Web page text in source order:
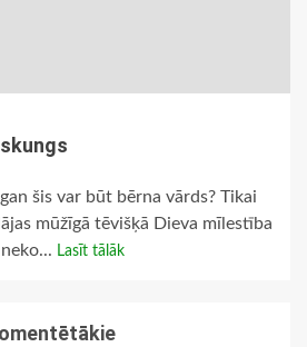
šis var būt bērna vārds? Tikai
mūžīgā tēvišķā Dieva mīlestība
Lasīt tālāk